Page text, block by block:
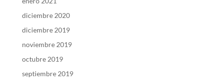
diciembre 2020
diciembre 2019
noviembre 2019
octubre 2019
septiembre 2019